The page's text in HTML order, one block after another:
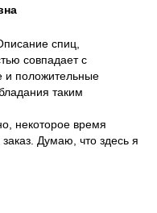
спиц,
совпадает с
и положительные
таким
некоторое время
Думаю, что здесь я